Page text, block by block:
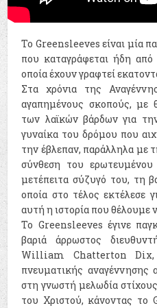
To Greensleeves είναι μία
που καταγράφεται ήδη
οποία έχουν γραφτεί
Στα χρόνια της
αγαπημένους σκοπούς, με
των λαϊκών βάρδων για
γυναίκα του δρόμου που
την έβλεπαν, παράλληλα με
σύνθεση του
μετέπειτα σύζυγό του, τη
οποία στο τέλος εκτέλεσε
αυτή η ιστορία που θέλουμε
Το Greensleeves έγινε
βαριά άρρωστος
William Chatterton Dix,
πνευματικής αναγέννησης
στη γνωστή μελωδία
του Χριστού, κάνοντας το